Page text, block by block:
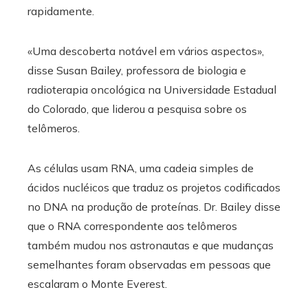
rapidamente.
«Uma descoberta notável em vários aspectos»,
disse Susan Bailey, professora de biologia e
radioterapia oncológica na Universidade Estadual
do Colorado, que liderou a pesquisa sobre os
telômeros.
As células usam RNA, uma cadeia simples de
ácidos nucléicos que traduz os projetos codificados
no DNA na produção de proteínas. Dr. Bailey disse
que o RNA correspondente aos telômeros
também mudou nos astronautas e que mudanças
semelhantes foram observadas em pessoas que
escalaram o Monte Everest.